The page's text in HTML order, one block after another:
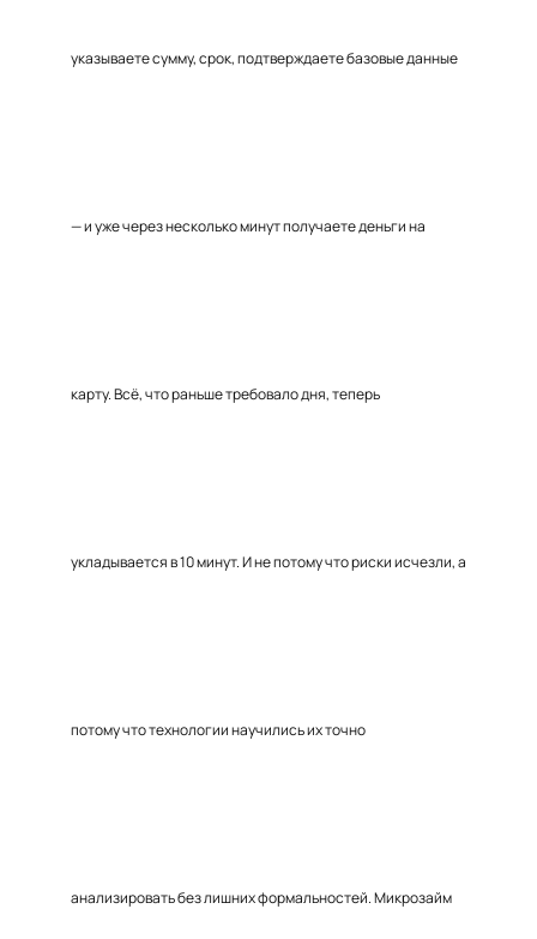
указываете сумму, срок, подтверждаете базовые данные
— и уже через несколько минут получаете деньги на
карту. Всё, что раньше требовало дня, теперь
укладывается в 10 минут. И не потому что риски исчезли, а
потому что технологии научились их точно
анализировать без лишних формальностей. Микрозайм